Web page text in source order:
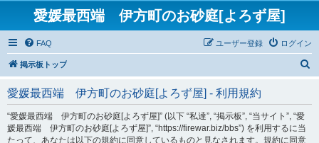
愛媛最西端 伊方町のお砂庭[よろず屋]
FAQ ログイン
ユーザー登録
掲示板トップ
愛媛最西端 伊方町のお砂庭[よろず屋] - 利用規約
“愛媛最西端 伊方町のお砂庭[よろず屋]” (以下 “私達”, “掲示板”, “当サイト”, “愛
媛最西端 伊方町のお砂庭[よろず屋]”, “https://firewar.biz/bbs”) を利用するに当
たって、あなたは以下の規約に同意しているものと見なされます。規約に同意